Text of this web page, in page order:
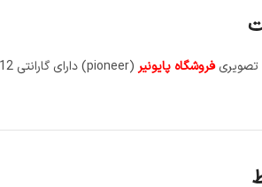
فروشگاه پایونیر (pioneer) دارای گارانتی 12 ماهه پایونیران می باشند. جهت استعلام گارانتی و اطلاع از شرایط پس از فروش، به صفحه گارانتی فروشگاه مراجعه نمایید.